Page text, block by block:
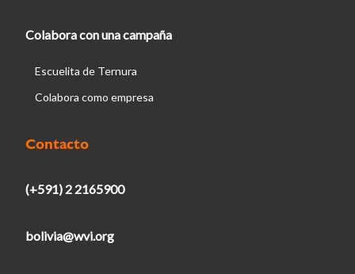
Colabora con una campaña
Escuelita de Ternura
Colabora como empresa
Contacto
(+591) 2 2165900
bolivia@wvi.org